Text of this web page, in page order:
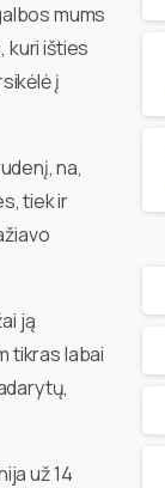
mums
kuri išties
į
na,
tiek ir
ją
tikras labai
už 14